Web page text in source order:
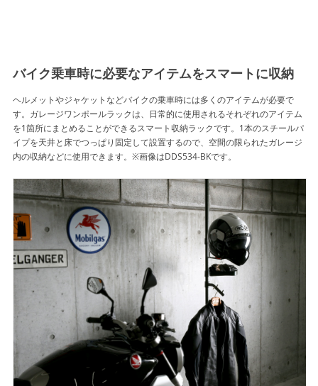
バイク乗車時に必要なアイテムをスマートに収納
ヘルメットやジャケットなどバイクの乗車時には多くのアイテムが必要で
す。ガレージワンポールラックは、日常的に使用されるそれぞれのアイテム
を1箇所にまとめることができるスマート収納ラックです。1本のスチールパ
イプを天井と床でつっぱり固定して設置するので、空間の限られたガレージ
内の収納などに使用できます。※画像はDDS534-BKです。